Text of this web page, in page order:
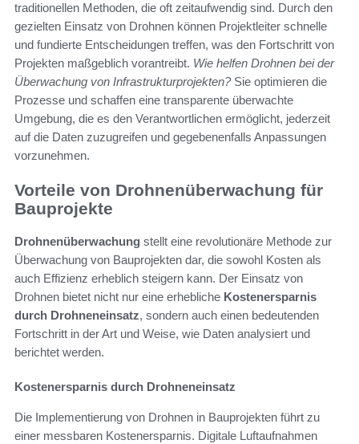
traditionellen Methoden, die oft zeitaufwendig sind. Durch den
gezielten Einsatz von Drohnen können Projektleiter schnelle
und fundierte Entscheidungen treffen, was den Fortschritt von
Projekten maßgeblich vorantreibt. Wie helfen Drohnen bei der
Überwachung von Infrastrukturprojekten?Sie optimieren die
Prozesse und schaffen eine transparente überwachte
Umgebung, die es den Verantwortlichen ermöglicht, jederzeit
auf die Daten zuzugreifen und gegebenenfalls Anpassungen
vorzunehmen.
Vorteile von Drohnenüberwachung für
Bauprojekte
Drohnenüberwachung stellt eine revolutionäre Methode zur
Überwachung von Bauprojekten dar, die sowohl Kosten als
auch Effizienz erheblich steigern kann. Der Einsatz von
Drohnen bietet nicht nur eine erhebliche Kostenersparnis
durch Drohneneinsatz, sondern auch einen bedeutenden
Fortschritt in der Art und Weise, wie Daten analysiert und
berichtet werden.
Kostenersparnis durch Drohneneinsatz
Die Implementierung von Drohnen in Bauprojekten führt zu
einer messbaren Kostenersparnis. Digitale Luftaufnahmen